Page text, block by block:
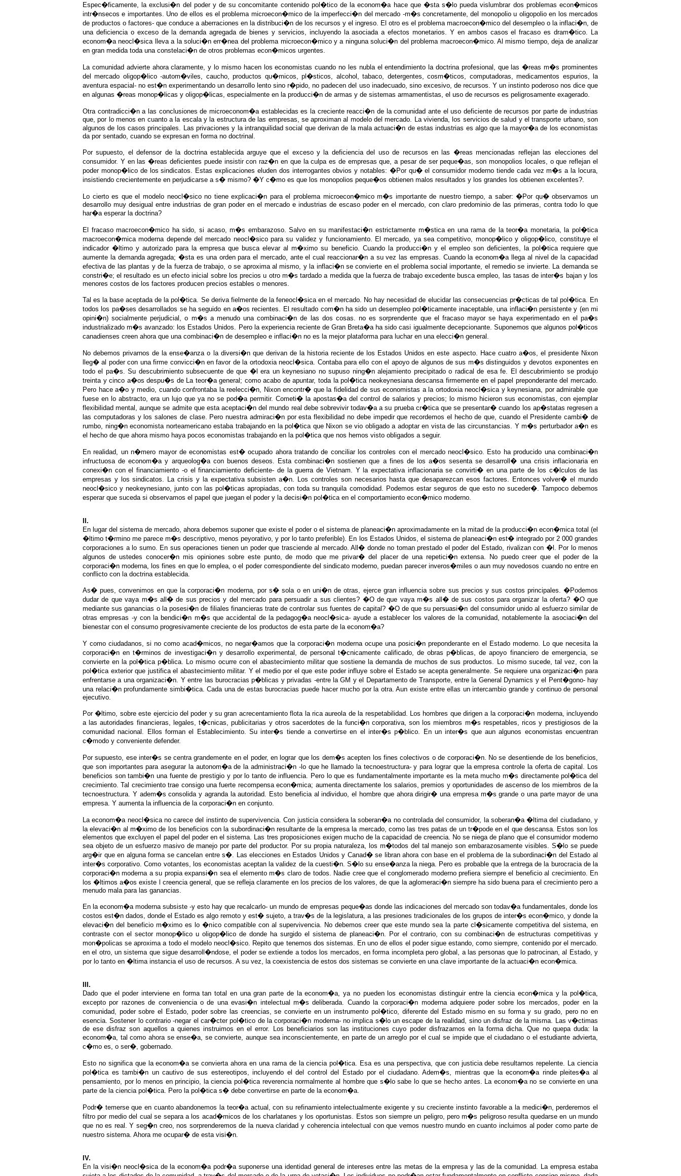
Espec�ficamente, la exclusi�n del poder y de su concomitante contenido pol�tico de la econom�a hace que �sta s�lo pueda vislumbrar dos problemas econ�micos
intr�nsecos e importantes. Uno de ellos es el problema microecon�mico de la imperfecci�n del mercado -m�s concretamente, del monopolio u oligopolio en los mercados
de productos o factores- que conduce a aberraciones en la distribuci�n de los recursos y el ingreso. El otro es el problema macroecon�mico del desempleo o la inflaci�n, de
una deficiencia o exceso de la demanda agregada de bienes y servicios, incluyendo la asociada a efectos monetarios. Y en ambos casos el fracaso es dram�tico. La
econom�a neocl�sica lleva a la soluci�n err�nea del problema microecon�mico y a ninguna soluci�n del problema macroecon�mico. Al mismo tiempo, deja de analizar
en gran medida toda una constelaci�n de otros problemas econ�micos urgentes.
La comunidad advierte ahora claramente, y lo mismo hacen los economistas cuando no les nubla el entendimiento la doctrina profesional, que las �reas m�s prominentes
del mercado oligop�lico -autom�viles, caucho, productos qu�micos, pl�sticos, alcohol, tabaco, detergentes, cosm�ticos, computadoras, medicamentos espurios, la
aventura espacial- no est�n experimentando un desarrollo lento sino r�pido, no padecen del uso inadecuado, sino excesivo, de recursos. Y un instinto poderoso nos dice que
en algunas �reas monop�licas y oligop�licas, especialmente en la producci�n de armas y de sistemas armamentistas, el uso de recursos es peligrosamente exagerado.
Otra contradicci�n a las conclusiones de microeconom�a establecidas es la creciente reacci�n de la comunidad ante el uso deficiente de recursos por parte de industrias
que, por lo menos en cuanto a la escala y la estructura de las empresas, se aproximan al modelo del mercado. La vivienda, los servicios de salud y el transporte urbano, son
algunos de los casos principales. Las privaciones y la intranquilidad social que derivan de la mala actuaci�n de estas industrias es algo que la mayor�a de los economistas
da por sentado, cuando se expresan en forma no doctrinal.
Por supuesto, el defensor de la doctrina establecida arguye que el exceso y la deficiencia del uso de recursos en las �reas mencionadas reflejan las elecciones del
consumidor. Y en las �reas deficientes puede insistir con raz�n en que la culpa es de empresas que, a pesar de ser peque�as, son monopolios locales, o que reflejan el
poder monop�lico de los sindicatos. Estas explicaciones eluden dos interrogantes obvios y notables: �Por qu� el consumidor moderno tiende cada vez m�s a la locura,
insistiendo crecientemente en perjudicarse a s� mismo? �Y c�mo es que los monopolios peque�os obtienen malos resultados y los grandes los obtienen excelentes?.
Lo cierto es que el modelo neocl�sico no tiene explicaci�n para el problema microecon�mico m�s importante de nuestro tiempo, a saber: �Por qu� observamos un
desarrollo muy desigual entre industrias de gran poder en el mercado e industrias de escaso poder en el mercado, con claro predominio de las primeras, contra todo lo que
har�a esperar la doctrina?
El fracaso macroecon�mico ha sido, si acaso, m�s embarazoso. Salvo en su manifestaci�n estrictamente m�stica en una rama de la teor�a monetaria, la pol�tica
macroecon�mica moderna depende del mercado neocl�sico para su validez y funcionamiento. El mercado, ya sea competitivo, monop�lico y oligop�lico, constituye el
indicador �ltimo y autorizado para la empresa que busca elevar al m�ximo su beneficio. Cuando la producci�n y el empleo son deficientes, la pol�tica requiere que
aumente la demanda agregada; �sta es una orden para el mercado, ante el cual reaccionar�n a su vez las empresas. Cuando la econom�a llega al nivel de la capacidad
efectiva de las plantas y de la fuerza de trabajo, o se aproxima al mismo, y la inflaci�n se convierte en el problema social importante, el remedio se invierte. La demanda se
constri�e; el resultado es un efecto inicial sobre los precios u otro m�s tardado a medida que la fuerza de trabajo excedente busca empleo, las tasas de inter�s bajan y los
menores costos de los factores producen precios estables o menores.
Tal es la base aceptada de la pol�tica. Se deriva fielmente de la feneocl�sica en el mercado. No hay necesidad de elucidar las consecuencias pr�cticas de tal pol�tica. En
todos los pa�ses desarrollados se ha seguido en a�os recientes. El resultado com�n ha sido un desempleo pol�ticamente inaceptable, una inflaci�n persistente y (en mi
opini�n) socialmente perjudicial, o m�s a menudo una combinaci�n de las dos cosas. no es sorprendente que el fracaso mayor se haya experimentado en el pa�s
industrializado m�s avanzado: los Estados Unidos. Pero la experiencia reciente de Gran Breta�a ha sido casi igualmente decepcionante. Suponemos que algunos pol�ticos
canadienses creen ahora que una combinaci�n de desempleo e inflaci�n no es la mejor plataforma para luchar en una elecci�n general.
No debemos privarnos de la ense�anza o la diversi�n que derivan de la historia reciente de los Estados Unidos en este aspecto. Hace cuatro a�os, el presidente Nixon
lleg� al poder con una firme convicci�n en favor de la ortodoxia neocl�sica. Contaba para ello con el apoyo de algunos de sus m�s distinguidos y devotos exponentes en
todo el pa�s. Su descubrimiento subsecuente de que �l era un keynesiano no supuso ning�n alejamiento precipitado o radical de esa fe. El descubrimiento se produjo
treinta y cinco a�os despu�s de La teor�a general; como acabo de apuntar, toda la pol�tica neokeynesiana descansa firmemente en el papel preponderante del mercado.
Pero hace a�o y medio, cuando confrontaba la reelecci�n, Nixon encontr� que la fidelidad de sus economistas a la ortodoxia neocl�sica y keynesiana, por admirable que
fuese en lo abstracto, era un lujo que ya no se pod�a permitir. Cometi� la apostas�a del control de salarios y precios; lo mismo hicieron sus economistas, con ejemplar
flexibilidad mental, aunque se admite que esta aceptaci�n del mundo real debe sobrevivir todav�a a su prueba cr�tica que se presentar� cuando los ap�statas regresen a
las computadoras y los salones de clase. Pero nuestra admiraci�n por esta flexibilidad no debe impedir que recordemos el hecho de que, cuando el Presidente cambi� de
rumbo, ning�n economista norteamericano estaba trabajando en la pol�tica que Nixon se vio obligado a adoptar en vista de las circunstancias. Y m�s perturbador a�n es
el hecho de que ahora mismo haya pocos economistas trabajando en la pol�tica que nos hemos visto obligados a seguir.
En realidad, un n�mero mayor de economistas est� ocupado ahora tratando de conciliar los controles con el mercado neocl�sico. Esto ha producido una combinaci�n
infructuosa de econom�a y arqueolog�a con buenos deseos. Esta combinaci�n sostienen que a fines de los a�os sesenta se desarroll� una crisis inflacionaria en
conexi�n con el financiamiento -o el financiamiento deficiente- de la guerra de Vietnam. Y la expectativa inflacionaria se convirti� en una parte de los c�lculos de las
empresas y los sindicatos. La crisis y la expectativa subsisten a�n. Los controles son necesarios hasta que desaparezcan esos factores. Entonces volver� el mundo
neocl�sico y neokeynesiano, junto con las pol�ticas apropiadas, con toda su tranquila comodidad. Podemos estar seguros de que esto no suceder�. Tampoco debemos
esperar que suceda si observamos el papel que juegan el poder y la decisi�n pol�tica en el comportamiento econ�mico moderno.
II.
En lugar del sistema de mercado, ahora debemos suponer que existe el poder o el sistema de planeaci�n aproximadamente en la mitad de la producci�n econ�mica total (el
�ltimo t�rmino me parece m�s descriptivo, menos peyorativo, y por lo tanto preferible). En los Estados Unidos, el sistema de planeaci�n est� integrado por 2 000 grandes
corporaciones a lo sumo. En sus operaciones tienen un poder que trasciende al mercado. All� donde no toman prestado el poder del Estado, rivalizan con �l. Por lo menos
algunos de ustedes conocer�n mis opiniones sobre este punto, de modo que me privar� del placer de una repetici�n extensa. No puedo creer que el poder de la
corporaci�n moderna, los fines en que lo emplea, o el poder correspondiente del sindicato moderno, puedan parecer inveros�miles o aun muy novedosos cuando no entre en
conflicto con la doctrina establecida.
As� pues, convenimos en que la corporaci�n moderna, por s� sola o en uni�n de otras, ejerce gran influencia sobre sus precios y sus costos principales. �Podemos
dudar de que vaya m�s all� de sus precios y del mercado para persuadir a sus clientes? �O de que vaya m�s all� de sus costos para organizar la oferta? �O que
mediante sus ganancias o la posesi�n de filiales financieras trate de controlar sus fuentes de capital? �O de que su persuasi�n del consumidor unido al esfuerzo similar de
otras empresas -y con la bendici�n m�s que accidental de la pedagog�a neocl�sica- ayude a establecer los valores de la comunidad, notablemente la asociaci�n del
bienestar con el consumo progresivamente creciente de los productos de esta parte de la econom�a?
Y como ciudadanos, si no como acad�micos, no negar�amos que la corporaci�n moderna ocupe una posici�n preponderante en el Estado moderno. Lo que necesita la
corporaci�n en t�rminos de investigaci�n y desarrollo experimental, de personal t�cnicamente calificado, de obras p�blicas, de apoyo financiero de emergencia, se
convierte en la pol�tica p�blica. Lo mismo ocurre con el abastecimiento militar que sostiene la demanda de muchos de sus productos. Lo mismo sucede, tal vez, con la
pol�tica exterior que justifica el abastecimiento militar. Y el medio por el que este poder influye sobre el Estado se acepta generalmente. Se requiere una organizaci�n para
enfrentarse a una organizaci�n. Y entre las burocracias p�blicas y privadas -entre la GM y el Departamento de Transporte, entre la General Dynamics y el Pent�gono- hay
una relaci�n profundamente simbi�tica. Cada una de estas burocracias puede hacer mucho por la otra. Aun existe entre ellas un intercambio grande y continuo de personal
ejecutivo.
Por �ltimo, sobre este ejercicio del poder y su gran acrecentamiento flota la rica aureola de la respetabilidad. Los hombres que dirigen a la corporaci�n moderna, incluyendo
a las autoridades financieras, legales, t�cnicas, publicitarias y otros sacerdotes de la funci�n corporativa, son los miembros m�s respetables, ricos y prestigiosos de la
comunidad nacional. Ellos forman el Establecimiento. Su inter�s tiende a convertirse en el inter�s p�blico. En un inter�s que aun algunos economistas encuentran
c�modo y conveniente defender.
Por supuesto, ese inter�s se centra grandemente en el poder, en lograr que los dem�s acepten los fines colectivos o de corporaci�n. No se desentiende de los beneficios,
que son importantes para asegurar la autonom�a de la administraci�n -lo que he llamado la tecnoestructura- y para lograr que la empresa controle la oferta de capital. Los
beneficios son tambi�n una fuente de prestigio y por lo tanto de influencia. Pero lo que es fundamentalmente importante es la meta mucho m�s directamente pol�tica del
crecimiento. Tal crecimiento trae consigo una fuerte recompensa econ�mica; aumenta directamente los salarios, premios y oportunidades de ascenso de los miembros de la
tecnoestructura. Y adem�s consolida y agranda la autoridad. Esto beneficia al individuo, el hombre que ahora dirigir� una empresa m�s grande o una parte mayor de una
empresa. Y aumenta la influencia de la corporaci�n en conjunto.
La econom�a neocl�sica no carece del instinto de supervivencia. Con justicia considera la soberan�a no controlada del consumidor, la soberan�a �ltima del ciudadano, y
la elevaci�n al m�ximo de los beneficios con la subordinaci�n resultante de la empresa la mercado, como las tres patas de un tr�pode en el que descansa. Estos son los
elementos que excluyen el papel del poder en el sistema. Las tres proposiciones exigen mucho de la capacidad de creencia. No se niega de plano que el consumidor moderno
sea objeto de un esfuerzo masivo de manejo por parte del productor. Por su propia naturaleza, los m�todos del tal manejo son embarazosamente visibles. S�lo se puede
arg�ir que en alguna forma se cancelan entre s�. Las elecciones en Estados Unidos y Canad� se libran ahora con base en el problema de la subordinaci�n del Estado al
inter�s corporativo. Como votantes, los economistas aceptan la validez de la cuesti�n. S�lo su ense�anza la niega. Pero es probable que la entrega de la burocracia de la
corporaci�n moderna a su propia expansi�n sea el elemento m�s claro de todos. Nadie cree que el conglomerado moderno prefiera siempre el beneficio al crecimiento. En
los �ltimos a�os existe l creencia general, que se refleja claramente en los precios de los valores, de que la aglomeraci�n siempre ha sido buena para el crecimiento pero a
menudo mala para las ganancias.
En la econom�a moderna subsiste -y esto hay que recalcarlo- un mundo de empresas peque�as donde las indicaciones del mercado son todav�a fundamentales, donde los
costos est�n dados, donde el Estado es algo remoto y est� sujeto, a trav�s de la legislatura, a las presiones tradicionales de los grupos de inter�s econ�mico, y donde la
elevaci�n del beneficio m�ximo es lo �nico compatible con al supervivencia. No debemos creer que este mundo sea la parte cl�sicamente competitiva del sistema, en
contraste con el sector monop�lico u oligop�lico de donde ha surgido el sistema de planeaci�n. Por el contrario, con su combinaci�n de estructuras competitivas y
mon�policas se aproxima a todo el modelo neocl�sico. Repito que tenemos dos sistemas. En uno de ellos el poder sigue estando, como siempre, contenido por el mercado.
en el otro, un sistema que sigue desarroll�ndose, el poder se extiende a todos los mercados, en forma incompleta pero global, a las personas que lo patrocinan, al Estado, y
por lo tanto en �ltima instancia el uso de recursos. A su vez, la coexistencia de estos dos sistemas se convierte en una clave importante de la actuaci�n econ�mica.
III.
Dado que el poder interviene en forma tan total en una gran parte de la econom�a, ya no pueden los economistas distinguir entre la ciencia econ�mica y la pol�tica,
excepto por razones de conveniencia o de una evasi�n intelectual m�s deliberada. Cuando la corporaci�n moderna adquiere poder sobre los mercados, poder en la
comunidad, poder sobre el Estado, poder sobre las creencias, se convierte en un instrumento pol�tico, diferente del Estado mismo en su forma y su grado, pero no en
esencia. Sostener lo contrario -negar el car�cter pol�tico de la corporaci�n moderna- no implica s�lo un escape de la realidad, sino un disfraz de la misma. Las v�ctimas
de ese disfraz son aquellos a quienes instruimos en el error. Los beneficiarios son las instituciones cuyo poder disfrazamos en la forma dicha. Que no quepa duda: la
econom�a, tal como ahora se ense�a, se convierte, aunque sea inconscientemente, en parte de un arreglo por el cual se impide que el ciudadano o el estudiante advierta,
c�mo es, o ser�, gobernado.
Esto no significa que la econom�a se convierta ahora en una rama de la ciencia pol�tica. Esa es una perspectiva, que con justicia debe resultarnos repelente. La ciencia
pol�tica es tambi�n un cautivo de sus estereotipos, incluyendo el del control del Estado por el ciudadano. Adem�s, mientras que la econom�a rinde pleites�a al
pensamiento, por lo menos en principio, la ciencia pol�tica reverencia normalmente al hombre que s�lo sabe lo que se hecho antes. La econom�a no se convierte en una
parte de la ciencia pol�tica. Pero la pol�tica s� debe convertirse en parte de la econom�a.
Podr� temerse que en cuanto abandonemos la teor�a actual, con su refinamiento intelectualmente exigente y su creciente instinto favorable a la medici�n, perderemos el
filtro por medio del cual se separa a los acad�micos de los charlatanes y los oportunistas. Estos son siempre un peligro, pero m�s peligroso resulta quedarse en un mundo
que no es real. Y seg�n creo, nos sorprenderemos de la nueva claridad y coherencia intelectual con que vemos nuestro mundo en cuanto incluimos al poder como parte de
nuestro sistema. Ahora me ocupar� de esta visi�n.
IV.
En la visi�n neocl�sica de la econom�a podr�a suponerse una identidad general de intereses entre las metas de la empresa y las de la comunidad. La empresa estaba